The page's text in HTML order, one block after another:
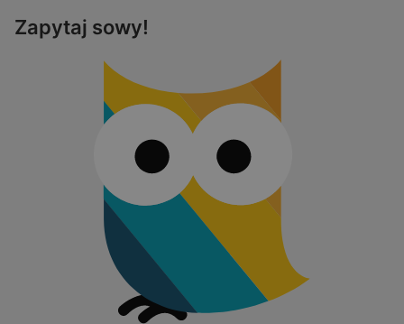
Zapytaj sowy!